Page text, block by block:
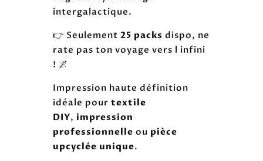
intergalactique.
👉 Seulement 25 packs dispo, ne
rate pas ton voyage vers l infini
! 🌌
Impression haute définition
idéale pour textile
DIY, impression
professionnelle ou pièce
upcyclée unique.